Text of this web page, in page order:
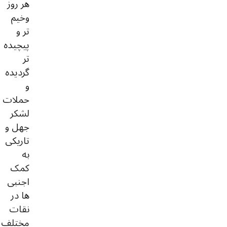
وخیم
تر و
پیچیده
تر
گردیده
و
حملات
لشکر
جهل و
تاریکی
به
کمک
اجنبی
ها در
نقات
مختلف